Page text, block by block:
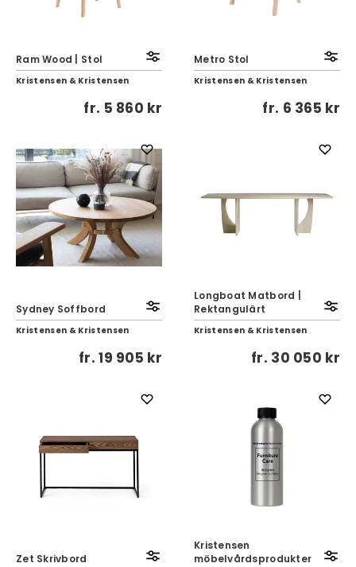
Ram Wood | Stol
Kristensen & Kristensen
fr. 5 860 kr
Metro Stol
Kristensen & Kristensen
fr. 6 365 kr
Sydney Soffbord
Kristensen & Kristensen
fr.19 905 kr
Longboat Matbord |
Rektangulärt
Kristensen & Kristensen
fr. 30 050 kr
Zet Skrivbord
Kristensen
möbelvårdsprodukter